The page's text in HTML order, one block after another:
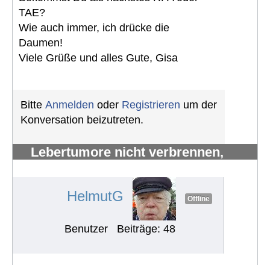
TAE?
Wie auch immer, ich drücke die
Daumen!
Viele Grüße und alles Gute, Gisa
Bitte Anmelden oder Registrieren um der
Konversation beizutreten.
Lebertumore nicht verbrennen,
HelmutG Offline
Benutzer Beiträge: 48